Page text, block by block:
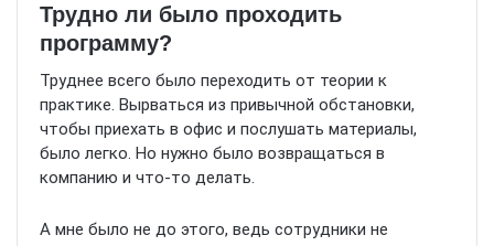
Трудно ли было проходить
программу?
Труднее всего было переходить от теории к
практике. Вырваться из привычной обстановки,
чтобы приехать в офис и послушать материалы,
было легко. Но нужно было возвращаться в
компанию и что-то делать.
А мне было не до этого, ведь сотрудники не